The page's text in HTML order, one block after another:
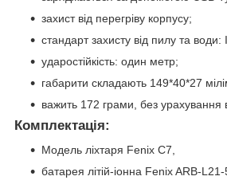
захист від перегріву корпусу;
стандарт захисту від пилу та води:
ударостійкість: один метр;
габарити складають 149*40*27
важить 172 грами, без урахування
Комплектація:
Модель ліхтаря Fenix C7,
батарея літій-іонна Fenix ARB-